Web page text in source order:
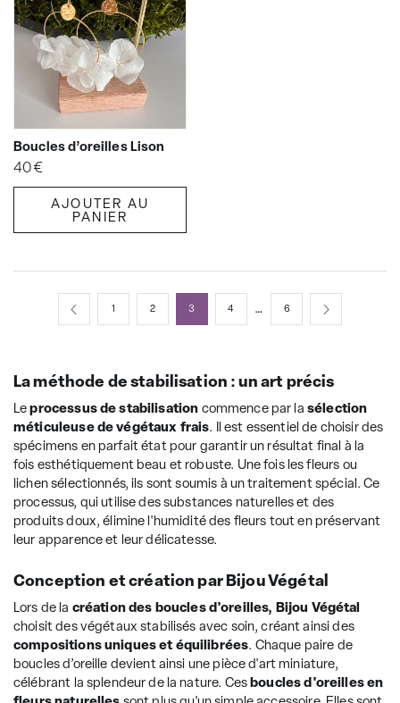
Boucles d’oreilles Lison
40€
AJOUTER AU
PANIER
1 2 3 4 … 6
La méthode de stabilisation : un art précis
Leprocessus de stabilisation commence par la sélection
méticuleuse de végétaux frais. Il est essentiel de choisir des
spécimens en parfait état pour garantir un résultat final à la
fois esthétiquement beau et robuste. Une fois les fleurs ou
lichen sélectionnés, ils sont soumis à un traitement spécial. Ce
processus, qui utilise des substances naturelles et des
produits doux, élimine l'humidité des fleurs tout en préservant
leur apparence et leur délicatesse.
Conception et création par Bijou Végétal
Lors de la création des boucles d'oreilles, Bijou Végétal
choisit des végétaux stabilisés avec soin, créant ainsi des
compositions uniques et équilibrées. Chaque paire de
boucles d’oreille devient ainsi une pièce d'art miniature,
célébrant la splendeur de la nature. Cesboucles d'oreilles en